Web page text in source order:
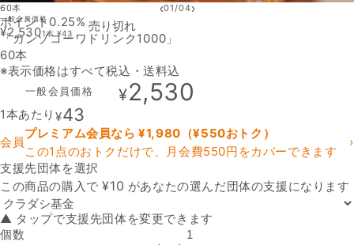
60本 ‹01/04›
ポイント0.25%
「カンゾコーワドリンク1000」
60本
※表示価格はすべて税込・送料込
一般会員価格 ¥2,530
1本あたり ¥43
会員
プレミアム会員なら ¥1,980 （¥550おトク）
この1点のおトクだけで、月会費550円をカバーできます
›
支援先団体を選択
この商品の購入で¥10 があなたの選んだ団体の支援になります
支援先団体
▲ タップで支援先団体を変更できます
個数「カンゾコーワドリンク1000」の数量を減らす
一般会員価格
¥2,5301本 ¥43
売り切れ